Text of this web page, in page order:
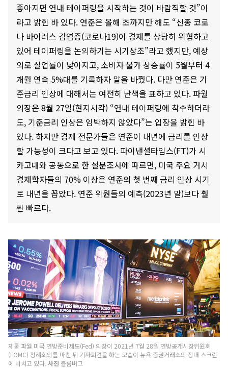
좋아지면 연내 테이퍼링을 시작하는 것이 바람직할 것”이
라고 밝힌 바 있다. 연준은 올해 초까지만 해도 “신종 코로
나 바이러스 감염증(코로나19)이 경제를 상당히 위협하고
있어 테이퍼링을 논의하기는 시기상조”라고 했지만, 예상
외로 실업률이 낮아지고, 소비자 물가 상승률이 5월부터 4
개월 연속 5%대를 기록하자 말을 바꿨다. 다만 연준은 기
준금리 인상에 대해서는 여전히 난색을 표하고 있다. 파월
의장은 8월 27일(현지시각) “연내 테이퍼링에 착수하더라
도, 기준금리 인상은 임박하지 않았다”는 입장을 밝힌 바
있다. 하지만 경제 전문가들은 연준이 내년에 금리를 인상
할 가능성이 크다고 보고 있다. 파이낸셜타임스(FT)가 시
카고대와 공동으로 한 설문조사에 따르면, 미국 주요 거시
경제학자들의 70% 이상은 연준의 첫 번째 금리 인상 시기
로 내년을 꼽았다. 연준 위원들의 예측(2023년 말)보다 훨
씬 빠르다.
제롬 파월 미국 연방준비제도(Fed) 의장이 2021년 7월 28일 연방공개시장위원회
(FOMC) 정례회의를 마친 뒤 기자회견을 하는 모습이 뉴욕 증권거래소의 장내 스크린
에 비치고 있다. 사진 블룸버그